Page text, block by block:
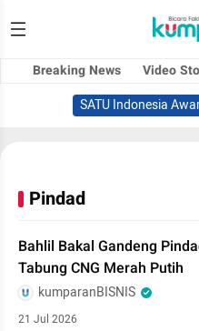
Breaking News Video
SATU Indonesia
Pindad
Bahlil Bakal Gandeng
Tabung CNG Merah Putih
kumparanBISNIS
21 Jul 2026